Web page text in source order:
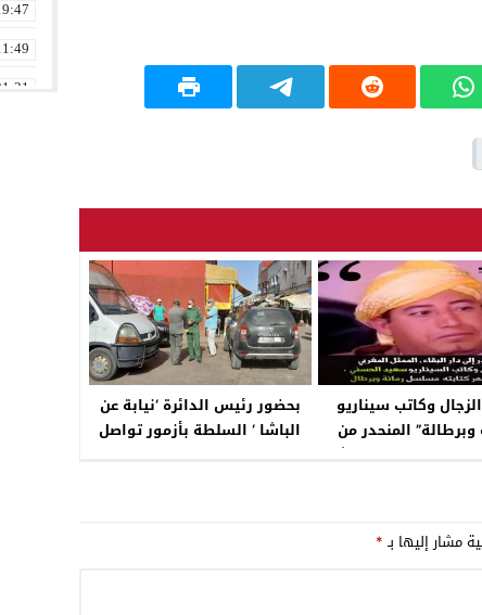
وكاتب سيناريو
وبرطالة” المنحدر من
سيدي علي بن حمدوش
بحضور رئيس الدائرة ‘نيابة عن
الباشا ‘ السلطة بأزمور تواصل
مشار إليها بـ*